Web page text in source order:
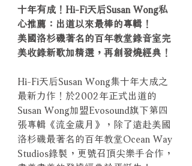
十年有成！Hi-Fi天后Susan Wong私
心推薦：出道以來最棒的專輯！
美國洛杉磯著名的百年教堂錄音室完
美收錄新歌加精選，再創發燒經典！
Hi-Fi天后Susan Wong集十年大成之
最新力作！於2002年正式出道的
Susan Wong加盟Evosound旗下第四
張專輯《流金歲月》，除了遠赴美國
洛杉磯最著名的百年教堂Ocean Way
Studios錄製，更號召頂尖樂手合作，